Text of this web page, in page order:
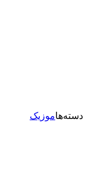
دسته‌هاموزیک